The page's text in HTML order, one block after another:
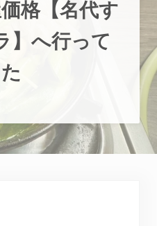
格【名代す
】へ行って